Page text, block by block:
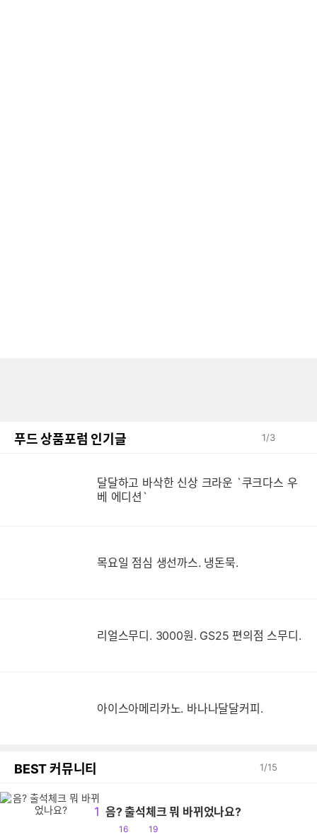
푸드 상품포럼 인기글 1/3
달달하고 바삭한 신상 크라운 `쿠크다스 우
베 에디션`
목요일 점심 생선까스. 냉돈묵.
리얼스무디. 3000원. GS25 편의점 스무디.
아이스아메리카노. 바나나달달커피.
BEST 커뮤니티 1/15
1 음? 출석체크 뭐 바뀌었나요?
공
16
댓
19